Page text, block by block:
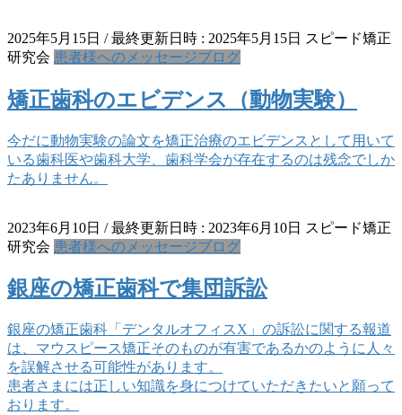
2025年5月15日 / 最終更新日時 : 2025年5月15日 スピード矯正
研究会 患者様へのメッセージブログ
矯正歯科のエビデンス（動物実験）
今だに動物実験の論文を矯正治療のエビデンスとして用いて
いる歯科医や歯科大学、歯科学会が存在するのは残念でしか
たありません。
2023年6月10日 / 最終更新日時 : 2023年6月10日 スピード矯正
研究会 患者様へのメッセージブログ
銀座の矯正歯科で集団訴訟
銀座の矯正歯科「デンタルオフィスX」の訴訟に関する報道
は、マウスピース矯正そのものが有害であるかのように人々
を誤解させる可能性があります。
患者さまには正しい知識を身につけていただきたいと願って
おります。